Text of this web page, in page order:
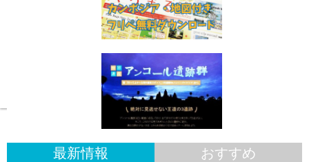
スケッチ旅情報
最新情報 おすすめ